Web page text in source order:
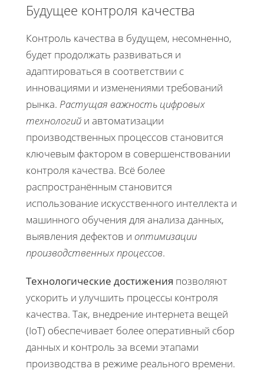
Будущее контроля качества
Контроль качества в будущем, несомненно,
будет продолжать развиваться и
адаптироваться в соответствии с
инновациями и изменениями требований
рынка. Растущая важность цифровых
технологий и автоматизации
производственных процессов становится
ключевым фактором в совершенствовании
контроля качества. Всё более
распространённым становится
использование искусственного интеллекта и
машинного обучения для анализа данных,
выявления дефектов и оптимизации
производственных процессов.
Технологические достижения позволяют
ускорить и улучшить процессы контроля
качества. Так, внедрение интернета вещей
(IoT) обеспечивает более оперативный сбор
данных и контроль за всеми этапами
производства в режиме реального времени.